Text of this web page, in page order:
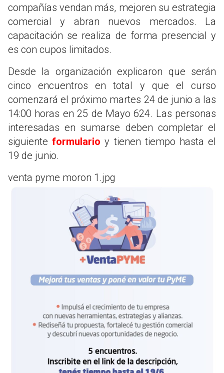
compañías vendan más, mejoren su estrategia
comercial y abran nuevos mercados. La
capacitación se realiza de forma presencial y
es con cupos limitados.
Desde la organización explicaron que serán
cinco encuentros en total y que el curso
comenzará el próximo martes 24 de junio a las
14:00 horas en 25 de Mayo 624. Las personas
interesadas en sumarse deben completar el
siguienteformulario y tienen tiempo hasta el
19 de junio.
venta pyme moron 1.jpg